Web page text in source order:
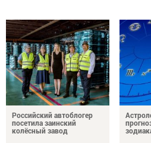
Российский автоблогер
посетила заинский
колёсный завод